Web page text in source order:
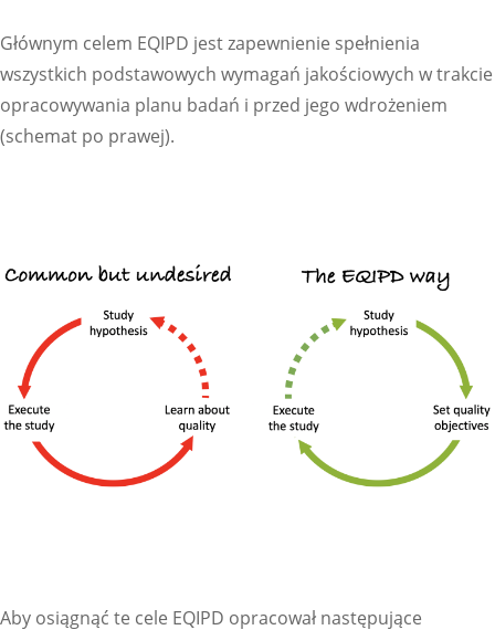
Głównym celem EQIPD jest zapewnienie spełnienia
wszystkich podstawowych wymagań jakościowych w trakcie
opracowywania planu badań i przed jego wdrożeniem
(schemat po prawej).
Aby osiągnąć te cele EQIPD opracował następujące